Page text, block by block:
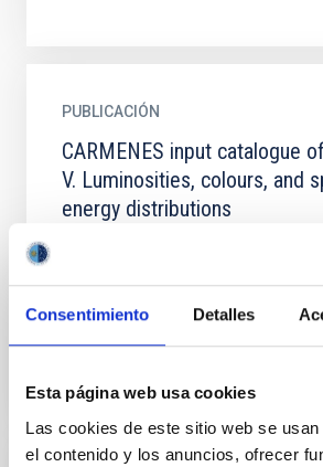
Consentimiento Detalles
Esta página web usa cookies
Las cookies de este sitio web se
el contenido y los anuncios, ofrecer
PUBLICACIÓN
CARMENES input catalogue
V. Luminosities, colours, and
energy distributions
Context. The relevance of M dwarfs
potentially habitable Earth-sized